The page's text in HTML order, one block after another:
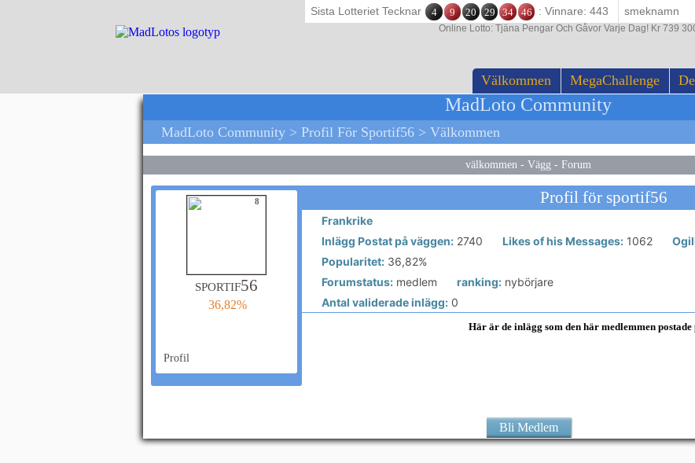
Välkommen MegaChallenge
Sista Lotteriet Tecknar 4 9 20 29 34 46 : Vinnare: 443
Online Lotto: Tjäna Pengar Och Gåvor Varje Dag! Kr 739
MadLoto Community
MadLoto Community > Profil För Sportif56 > Välkommen
välkommen - Vägg - Forum
8
sportif56
36,82%
Profil
Profil för sportif56
Frankrike
Inlägg Postat på väggen:2740 Likes of his Messages:1062
Popularitet:36,82%
Forumstatus:medlem ranking:nybörjare
Antal validerade inlägg:0
Här är de inlägg som den här medlemmen postade
Bli Medlem